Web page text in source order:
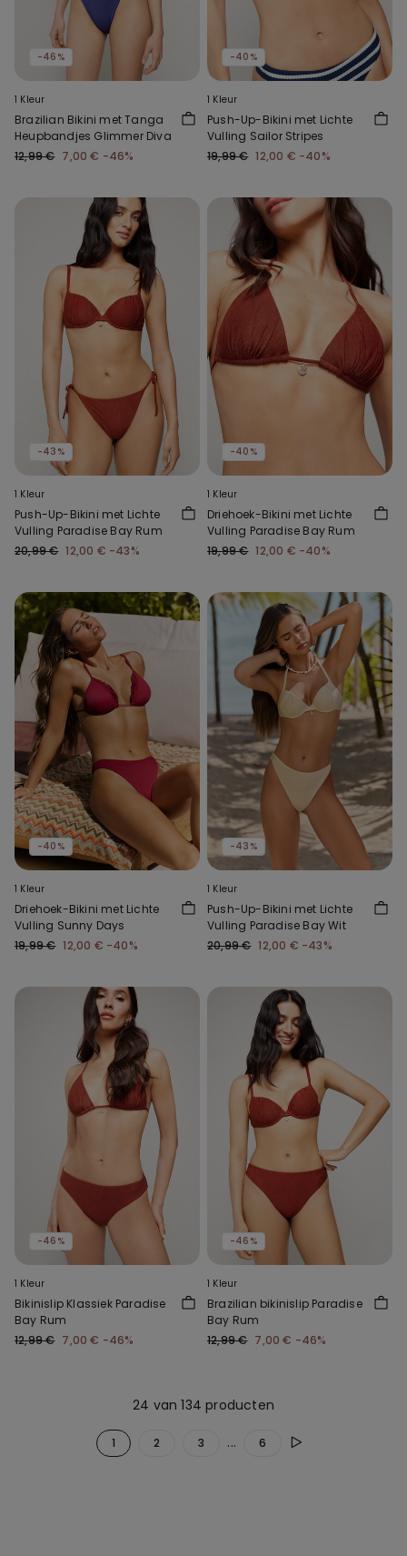
-46%
1 Kleur
Brazilian Bikini met Tanga
Heupbandjes Glimmer Diva
12,99 € 7,00 € -46%
-40%
1 Kleur
Push-Up-Bikini met Lichte
Vulling Sailor Stripes
19,99 € 12,00 € -40%
-43%
1 Kleur
Push-Up-Bikini met Lichte
Vulling Paradise Bay Rum
20,99 € 12,00 € -43%
-40%
1 Kleur
Driehoek-Bikini met Lichte
Vulling Paradise Bay Rum
19,99 € 12,00 € -40%
-40%
1 Kleur
Driehoek-Bikini met Lichte
Vulling Sunny Days
19,99 € 12,00 € -40%
-43%
1 Kleur
Push-Up-Bikini met Lichte
Vulling Paradise Bay Wit
20,99 € 12,00 € -43%
-46%
1 Kleur
Bikinislip Klassiek Paradise
Bay Rum
12,99 € 7,00 € -46%
-46%
1 Kleur
Brazilian bikinislip Paradise
Bay Rum
12,99 € 7,00 € -46%
24 van 134 producten
1 2 3 ... 6